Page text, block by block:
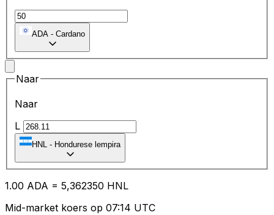
ADA - Cardano
Naar
Naar
L
HNL - Hondurese lempira
1.00 ADA = 5,362350 HNL
Mid-market koers op 07:14 UTC